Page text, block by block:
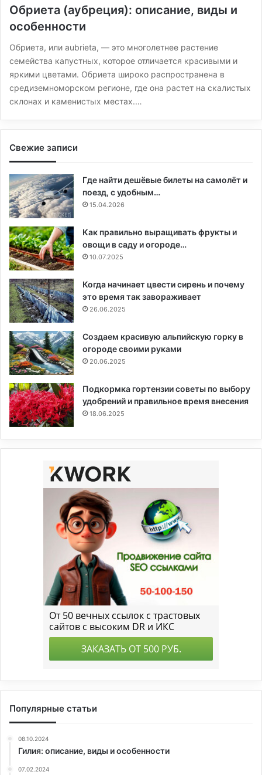
Обриета (аубреция): описание, виды и
особенности
Обриета, или aubrieta, — это многолетнее растение
семейства капустных, которое отличается красивыми и
яркими цветами. Обриета широко распространена в
средиземноморском регионе, где она растет на скалистых
склонах и каменистых местах.…
Свежие записи
Где найти дешёвые билеты на самолёт и
поезд, с удобным…
15.04.2026
Как правильно выращивать фрукты и
овощи в саду и огороде…
10.07.2025
Когда начинает цвести сирень и почему
это время так завораживает
26.06.2025
Создаем красивую альпийскую горку в
огороде своими руками
20.06.2025
Подкормка гортензии советы по выбору
удобрений и правильное время внесения
18.06.2025
Популярные статьи
08.10.2024
Гилия: описание, виды и особенности
07.02.2024